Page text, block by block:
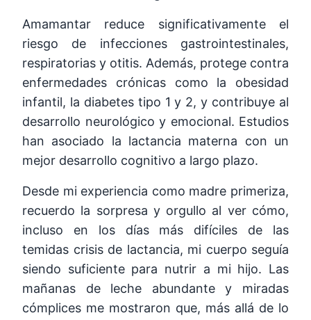
Amamantar reduce significativamente el
riesgo de infecciones gastrointestinales,
respiratorias y otitis. Además, protege contra
enfermedades crónicas como la obesidad
infantil, la diabetes tipo 1 y 2, y contribuye al
desarrollo neurológico y emocional. Estudios
han asociado la lactancia materna con un
mejor desarrollo cognitivo a largo plazo.
Desde mi experiencia como madre primeriza,
recuerdo la sorpresa y orgullo al ver cómo,
incluso en los días más difíciles de las
temidas crisis de lactancia, mi cuerpo seguía
siendo suficiente para nutrir a mi hijo. Las
mañanas de leche abundante y miradas
cómplices me mostraron que, más allá de lo